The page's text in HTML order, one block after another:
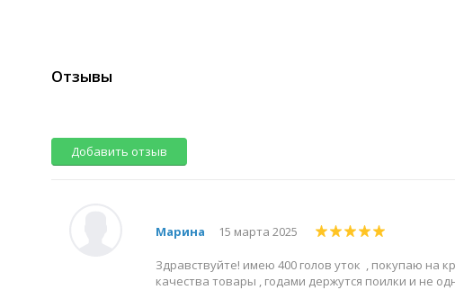
Отзывы
Добавить отзыв
Марина 15 марта 2025
Здравствуйте! имею 400 голов уток , покупаю на
качества товары , годами держутся поилки и не